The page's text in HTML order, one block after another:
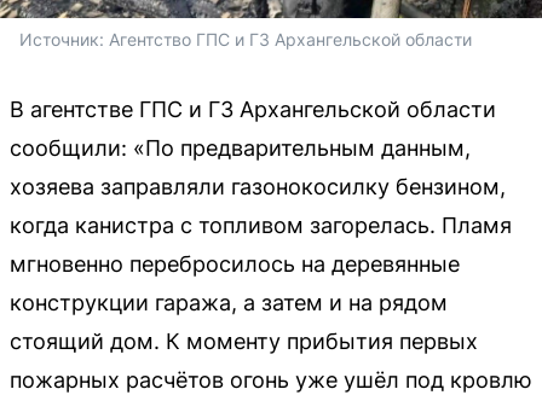
Источник: Агентство ГПС и ГЗ Архангельской области
В агентстве ГПС и ГЗ Архангельской области
сообщили: «По предварительным данным,
хозяева заправляли газонокосилку бензином,
когда канистра с топливом загорелась. Пламя
мгновенно перебросилось на деревянные
конструкции гаража, а затем и на рядом
стоящий дом. К моменту прибытия первых
пожарных расчётов огонь уже ушёл под кровлю